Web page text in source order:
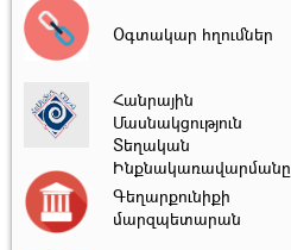
Հոկտեմբեր
4
Հոկտեմբեր
Կենդանիների
համաշխարհային
օր
Օգտակար հղումներ
Հանրային
Մասնակցություն
Տեղական
Ինքնակառավարմանը
Գեղարքունիքի
մարզպետարան